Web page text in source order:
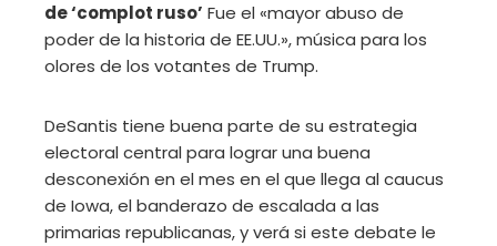
de ‘complot ruso’ Fue el «mayor abuso de
poder de la historia de EE.UU.», música para los
olores de los votantes de Trump.
DeSantis tiene buena parte de su estrategia
electoral central para lograr una buena
desconexión en el mes en el que llega al caucus
de Iowa, el banderazo de escalada a las
primarias republicanas, y verá si este debate le